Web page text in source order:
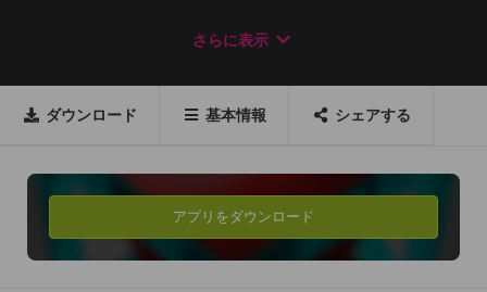
画面左下のジョイスティックについて
・スワイプするとファンを左右に移動させる事ができます。
・ジョイスティック以外の画面をスワイプするとカメラ（視
点）を移動させる事ができます。
推奨端末：
さらに表示
ダウンロード 基本情報 シェアする
アプリをダウンロード